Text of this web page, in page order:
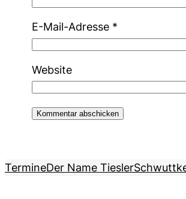
E-Mail-Adresse *
Website
TermineDer Name Tiesler